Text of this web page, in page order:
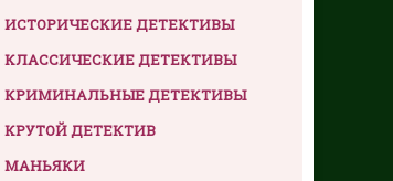
ИСТОРИЧЕСКИЕ ДЕТЕКТИВЫ
КЛАССИЧЕСКИЕ ДЕТЕКТИВЫ
КРИМИНАЛЬНЫЕ ДЕТЕКТИВЫ
КРУТОЙ ДЕТЕКТИВ
МАНЬЯКИ